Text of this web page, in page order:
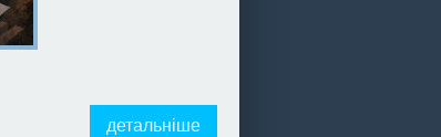
детальніше